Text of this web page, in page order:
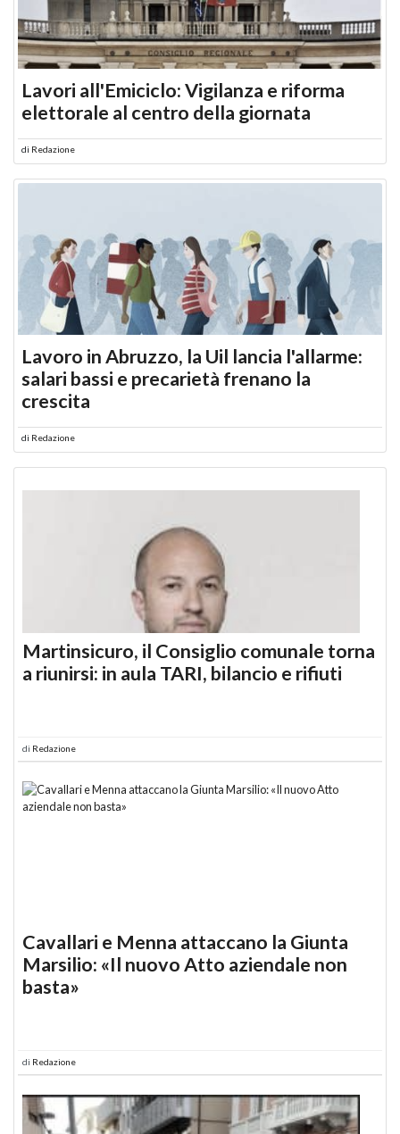
Lavori all'Emiciclo: Vigilanza e riforma
elettorale al centro della giornata
di Redazione
Lavoro in Abruzzo, la Uil lancia l'allarme:
salari bassi e precarietà frenano la
crescita
di Redazione
Martinsicuro, il Consiglio comunale torna
a riunirsi: in aula TARI, bilancio e rifiuti
di Redazione
Cavallari e Menna attaccano la Giunta
Marsilio: «Il nuovo Atto aziendale non
basta»
di Redazione